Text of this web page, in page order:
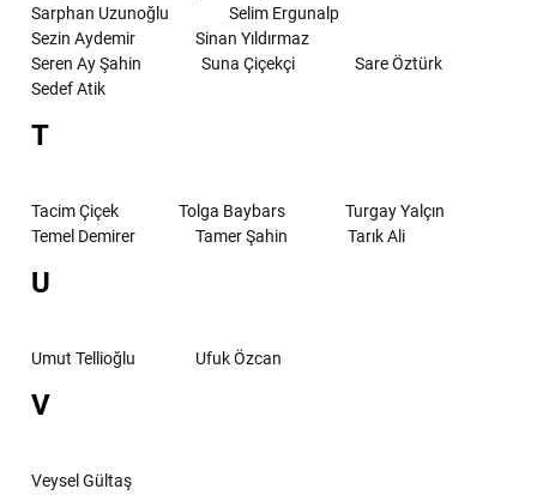
Sarphan Uzunoğlu
Selim Ergunalp
Sezin Aydemir
Sinan Yıldırmaz
Seren Ay Şahin
Suna Çiçekçi
Sare Öztürk
Sedef Atik
T
Tacim Çiçek Tolga Baybars
Turgay Yalçın
Temel Demirer
Tamer Şahin Tarık Ali
U
Umut Tellioğlu Ufuk Özcan
V
Veysel Gültaş